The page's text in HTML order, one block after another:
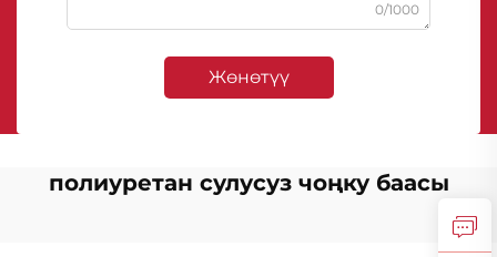
0/1000
Жөнөтүү
полиуретан сулусуз чоңку баасы